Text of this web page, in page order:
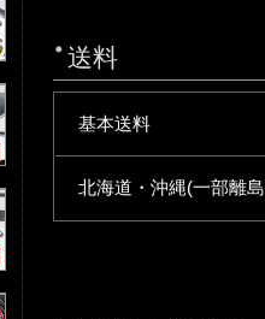
送料
基本送料
北海道・沖縄(一部離